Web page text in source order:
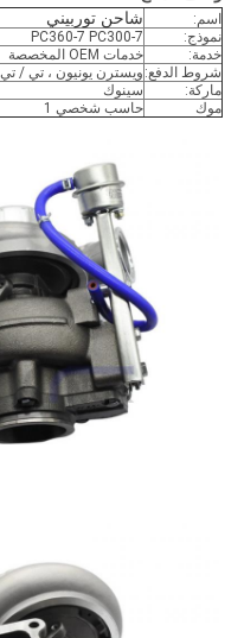
اسم: شاحن توربيني
نموذج:
PC360-7 PC300-7
خدمة:
خدمات OEM المخصصة
شروط الدفع: ويسترن يونيون ، تي / تي
ماركة:
سينوك
موك
حاسب شخصي 1